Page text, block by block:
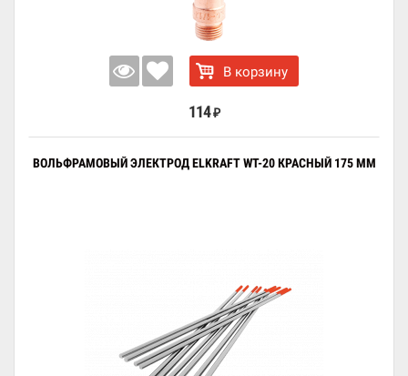
В корзину
114 ₽
ВОЛЬФРАМОВЫЙ ЭЛЕКТРОД ELKRAFT WT-20 КРАСНЫЙ 175 ММ